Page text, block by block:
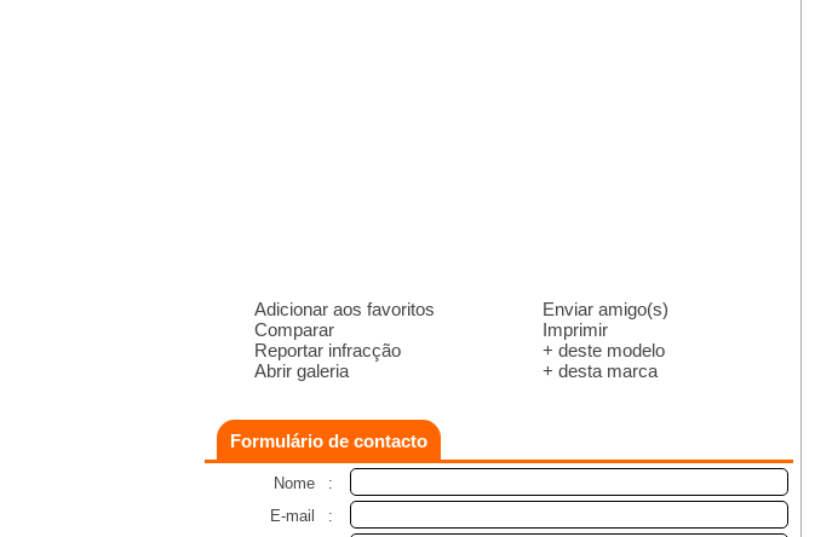
Adicionar aos favoritos
Comparar
Reportar infracção
Abrir galeria
Enviar amigo(s)
Imprimir
+ deste modelo
+ desta marca
Formulário de contacto
Nome
:
E-mail
: